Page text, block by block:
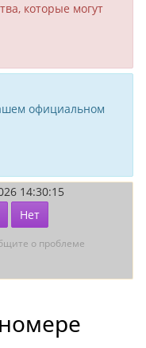
кото­рые могут
официальном
14:30:15
Нет
о проблеме
номере